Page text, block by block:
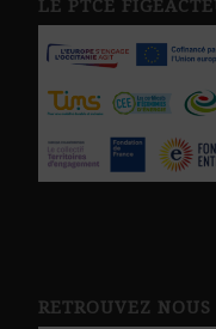
LE PTCE
RETROUVEZ